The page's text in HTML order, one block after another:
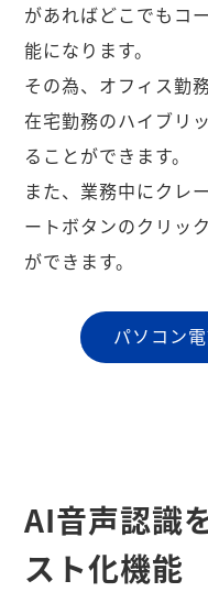
があればどこでもコ
能になります。
その為、オフィス勤
在宅勤務のハイブリ
ることができます。
また、業務中にクレ
ートボタンのクリッ
ができます。
パソコン
AI音声認識
スト化機能